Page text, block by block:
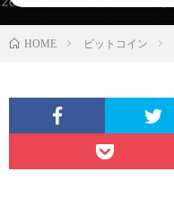
HOME ビットコイン